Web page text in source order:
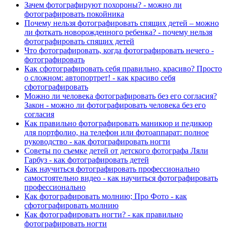
Зачем фотографируют похороны? - можно ли
фотографировать покойника
Почему нельзя фотографировать спящих детей – можно
ли фоткать новорожденного ребенка? - почему нельзя
фотографировать спящих детей
Что фотографировать, когда фотографировать нечего -
фотографировать
Как сфотографировать себя правильно, красиво? Просто
о сложном: автопортрет! - как красиво себя
сфотографировать
Можно ли человека фотографировать без его согласия?
Закон - можно ли фотографировать человека без его
согласия
Как правильно фотографировать маникюр и педикюр
для портфолио, на телефон или фотоаппарат: полное
руководство - как фотографировать ногти
Советы по съемке детей от детского фотографа Ляли
Гарбуз - как фотографировать детей
Как научиться фотографировать профессионально
самостоятельно видео - как научиться фотографировать
профессионально
Как фотографировать молнию; Про Фото - как
сфотографировать молнию
Как фотографировать ногти? - как правильно
фотографировать ногти